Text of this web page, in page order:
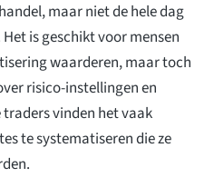
maar niet de hele dag
is geschikt voor mensen
waarderen, maar toch
risico-instellingen en
vinden het vaak
te systematiseren die ze